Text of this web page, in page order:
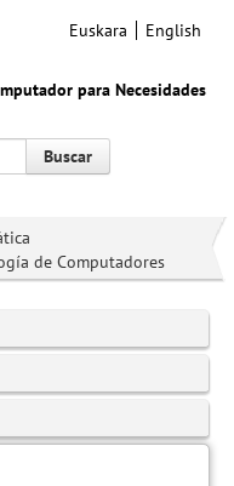
para Necesidades
Euskara English
Buscar
de Computadores